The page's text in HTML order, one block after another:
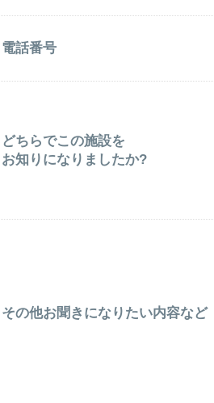
電話番号
どちらでこの施設を
お知りになりましたか?
その他お聞きになりたい内容など